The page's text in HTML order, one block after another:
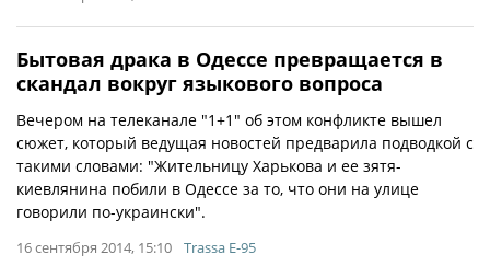
Бытовая драка в Одессе превращается в
скандал вокруг языкового вопроса
Вечером на телеканале "1+1" об этом конфликте вышел
сюжет, который ведущая новостей предварила подводкой с
такими словами: "Жительницу Харькова и ее зятя-
киевлянина побили в Одессе за то, что они на улице
говорили по-украински".
16 сентября 2014, 15:10 Trassa E-95